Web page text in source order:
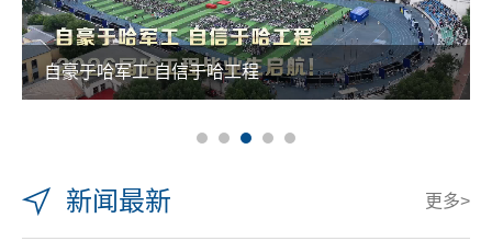
自豪于哈军工 自信于哈工程
新闻最新 更多>